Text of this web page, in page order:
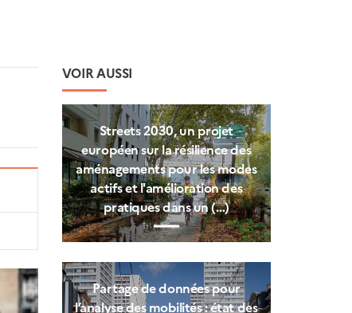
VOIR AUSSI
Streets 2030, un projet
européen sur la résilience des
aménagements pour les modes
actifs et l'amélioration des
pratiques dans un (…)
Partage de données pour
l’analyse des mobilités : état des